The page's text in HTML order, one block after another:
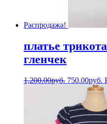
Распродажа!
платье
гленчек
1,200.00руб. 750.00руб.